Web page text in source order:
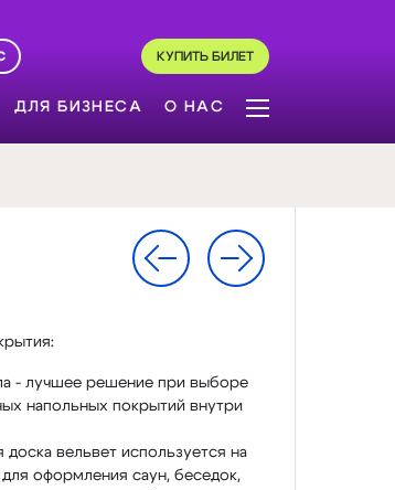
КУПИТЬ БИЛЕТ
ДЛЯ БИЗНЕСА О НАС
- лучшее решение при выборе
напольных покрытий внутри
доска вельвет используется на
для оформления саун, беседок,